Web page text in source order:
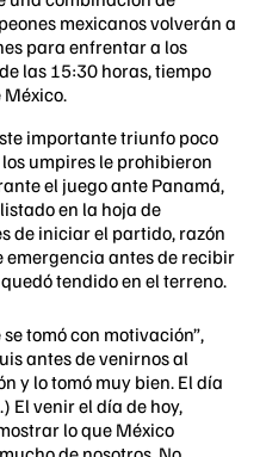
mexicanos volverán a
para enfrentar a los
las 15:30 horas, tiempo
México.
importante triunfo poco
umpires le prohibieron
el juego ante Panamá,
en la hoja de
de iniciar el partido, razón
emergencia antes de recibir
tendido en el terreno.
tomó con motivación”,
antes de venirnos al
y lo tomó muy bien. El día
El venir el día de hoy,
lo que México